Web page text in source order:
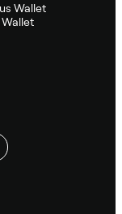
Wallet